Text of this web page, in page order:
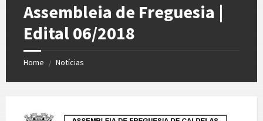
Assembleia de Freguesia |
Edital 06/2018
Home / Notícias